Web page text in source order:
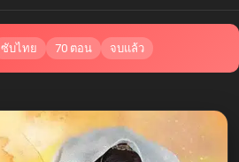
ซับไทย 70 ตอน จบแล้ว